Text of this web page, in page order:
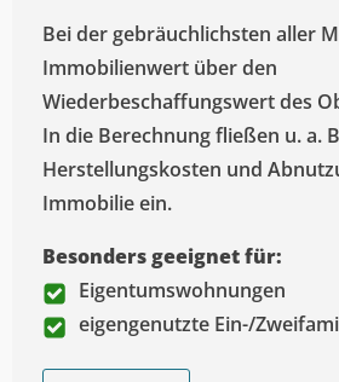
Bei der gebräuchlichsten aller
Immobilienwert über den
Wiederbeschaffungswert des
In die Berechnung fließen u. a.
Herstellungskosten und
Immobilie ein.
Besonders geeignet für:
Eigentumswohnungen
eigengenutzte Ein-/